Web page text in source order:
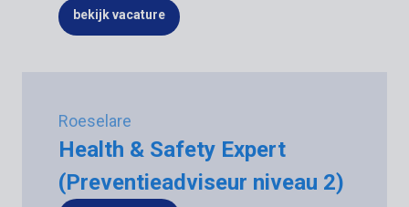
bekijk vacature
Roeselare
Health & Safety Expert
(Preventieadviseur niveau 2)